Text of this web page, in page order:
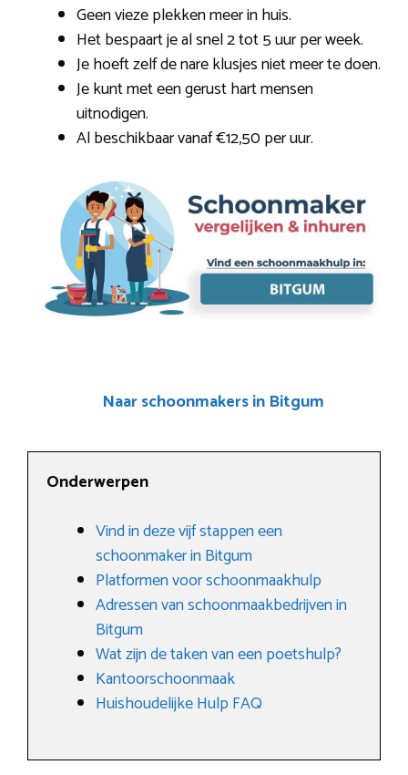
Geen vieze plekken meer in huis.
Het bespaart je al snel 2 tot 5 uur per week.
Je hoeft zelf de nare klusjes niet meer te doen.
Je kunt met een gerust hart mensen
uitnodigen.
Al beschikbaar vanaf €12,50 per uur.
Naar schoonmakers in Bitgum
Onderwerpen
Vind in deze vijf stappen een
schoonmaker in Bitgum
Platformen voor schoonmaakhulp
Adressen van schoonmaakbedrijven in
Bitgum
Wat zijn de taken van een poetshulp?
Kantoorschoonmaak
Huishoudelijke Hulp FAQ